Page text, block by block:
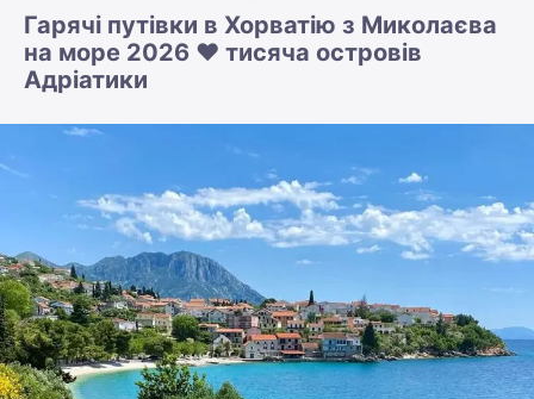
Гарячі путівки в Хорватію з Миколаєва
на море 2026 ❤️ тисяча островів
Адріатики